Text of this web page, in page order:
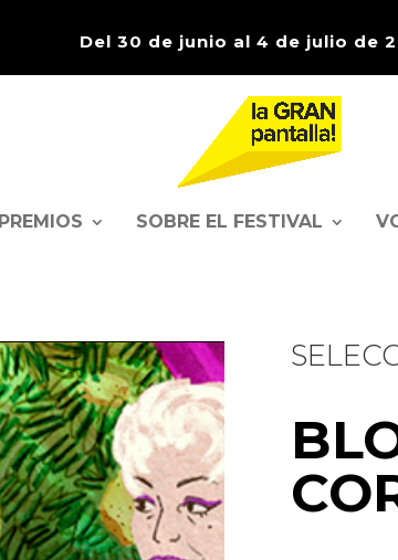
Del 30 de junio al 4 de julio de
PREMIOS SOBRE EL FESTIVAL